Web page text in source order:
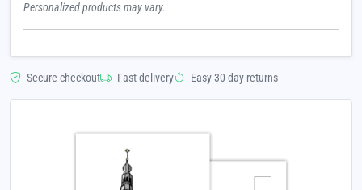
Personalized products may vary.
Secure checkout Fast delivery Easy 30-day returns